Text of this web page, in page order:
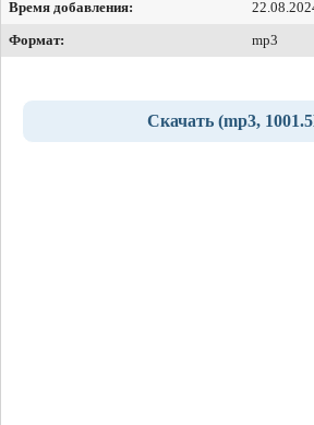
Время добавления:
Формат:
mp3
Скачать (mp3,